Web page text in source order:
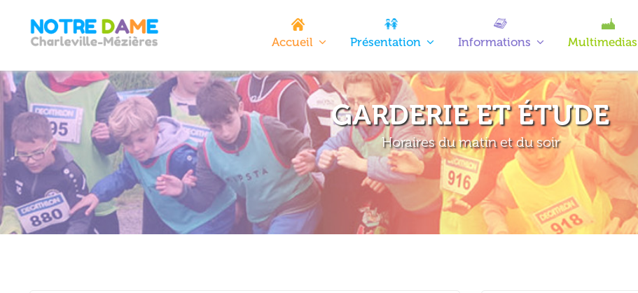
Accueil Présentation Informations Multimedias
GARDERIE ET ÉTUDE
Horaires du matin et du soir